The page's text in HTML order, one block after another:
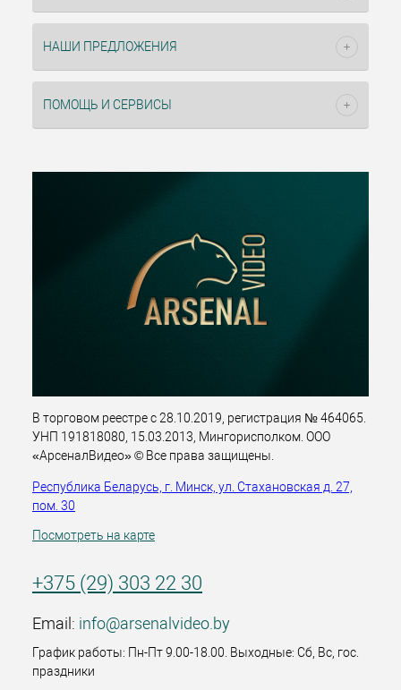
НАШИ ПРЕДЛОЖЕНИЯ
ПОМОЩЬ И СЕРВИСЫ
В торговом реестре с 28.10.2019, регистрация № 464065.
УНП 191818080, 15.03.2013, Мингорисполком. ООО
«АрсеналВидео» © Все права защищены.
Республика Беларусь, г. Минск, ул. Стахановская д. 27,
пом. 30
Посмотреть на карте
+375 (29) 303 22 30
Email: info@arsenalvideo.by
График работы: Пн-Пт 9.00-18.00. Выходные: Сб, Вс, гос.
праздники